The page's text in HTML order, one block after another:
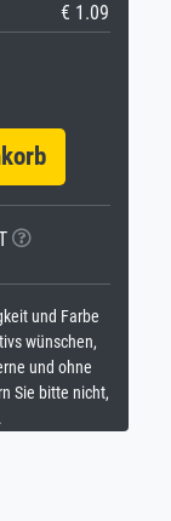
€ 1.09
und Farbe
wünschen,
und ohne
Sie bitte nicht,